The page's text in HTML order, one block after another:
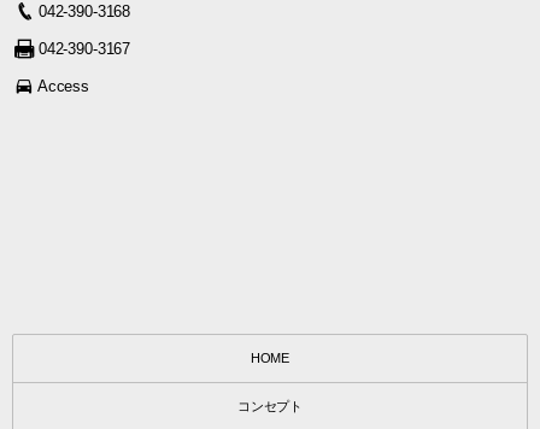
042-390-3168
042-390-3167
Access
HOME
コンセプト